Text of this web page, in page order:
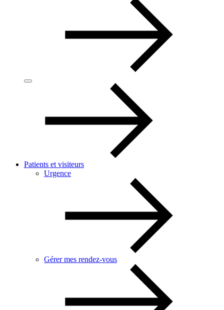
Patients et visiteurs
Urgence
Gérer mes rendez-vous